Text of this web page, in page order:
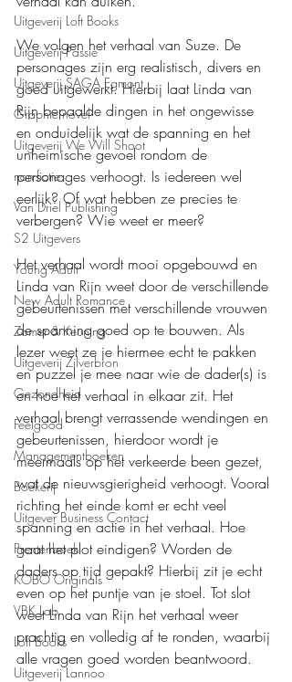
Uitgeverij Loft Books
Uitgeverij Passie
Uitgeverij SAGA Egmont
Graphic novel
Uitgeverij We Will Shoot
non-fictie
Van Driel Publishing
S2 Uitgevers
Young Adult
New Adult Romance
Zomer & Keuning
Uitgeverij Zilverbron
Gezondheid
Feelgood
Managementboeken
Boekerij
Uitgever Business Contact
Prentenboek
KOBO Originals
VBK Lab
Loft Books
Uitgeverij Lannoo
We volgen het verhaal van Suze. De
personages zijn erg realistisch, divers en
goed uitgewerkt. Hierbij laat Linda van
Rijn bepaalde dingen in het ongewisse
en onduidelijk wat de spanning en het
unheimische gevoel rondom de
personages verhoogt. Is iedereen wel
eerlijk? Of wat hebben ze precies te
verbergen? Wie weet er meer?
Het verhaal wordt mooi opgebouwd en
Linda van Rijn weet door de verschillende
gebeurtenissen met verschillende vrouwen
de spanning goed op te bouwen. Als
lezer weet ze je hiermee echt te pakken
en puzzel je mee naar wie de dader(s) is
en hoe het verhaal in elkaar zit. Het
verhaal brengt verrassende wendingen en
gebeurtenissen, hierdoor wordt je
meermaals op het verkeerde been gezet,
wat de nieuwsgierigheid verhoogt. Vooral
richting het einde komt er echt veel
spanning en actie in het verhaal. Hoe
gaat het plot eindigen? Worden de
daders op tijd gepakt? Hierbij zit je echt
even op het puntje van je stoel. Tot slot
weet Linda van Rijn het verhaal weer
prachtig en volledig af te ronden, waarbij
alle vragen goed worden beantwoord.